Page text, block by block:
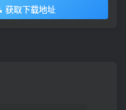
获取下载地址